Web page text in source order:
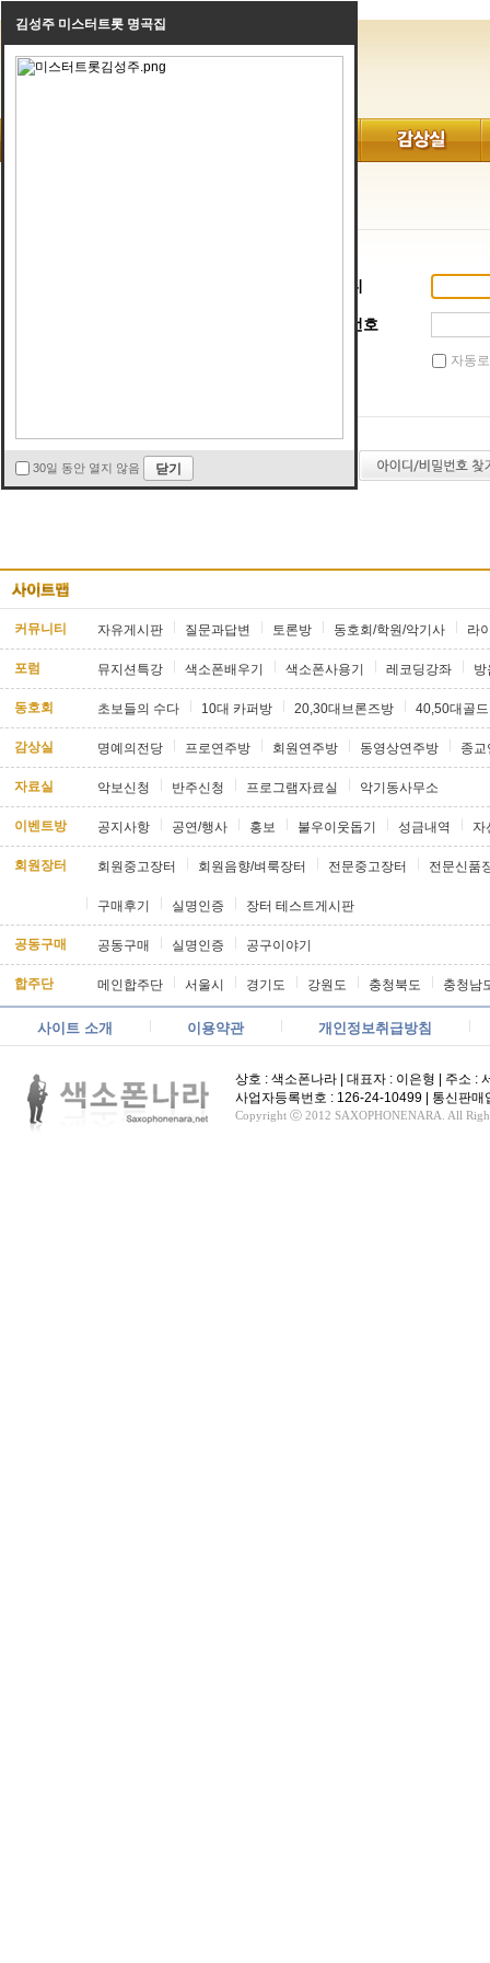
아이디
비밀번호
자동
커뮤니티 자유게시판 질문과답변 토론방 동호회/학원/악기사 라
포럼 뮤지션특강 색소폰배우기 색소폰사용기 레코딩강좌 방
동호회 초보들의 수다 10대 카퍼방 20,30대브론즈방 40,50대골
감상실 명예의전당 프로연주방 회원연주방 동영상연주방 종교
자료실 악보신청 반주신청 프로그램자료실 악기동사무소
이벤트방 공지사항 공연/행사 홍보 불우이웃돕기 성금내역 자
회원장터 회원중고장터 회원음향/벼룩장터 전문중고장터 전문신품
구매후기 실명인증 장터 테스트게시판
공동구매 공동구매 실명인증 공구이야기
합주단 메인합주단 서울시 경기도 강원도 충청북도 충청남
사이트 소개 이용약관 개인정보취급방침
상호 : 색소폰나라 | 대표자 : 이은형 | 주소
사업자등록번호 : 126-24-10499 | 통신판
Copyright ⓒ 2012 SAXOPHONENARA. All
김성주 미스터트롯 명곡집
30일 동안 열지 않음